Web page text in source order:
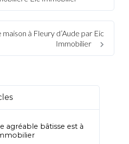
à Fleury d’Aude par Eic
Immobilier
agréable bâtisse est à